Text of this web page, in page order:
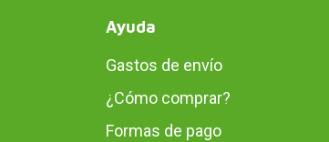
Ayuda
Gastos de envío
¿Cómo comprar?
Formas de pago